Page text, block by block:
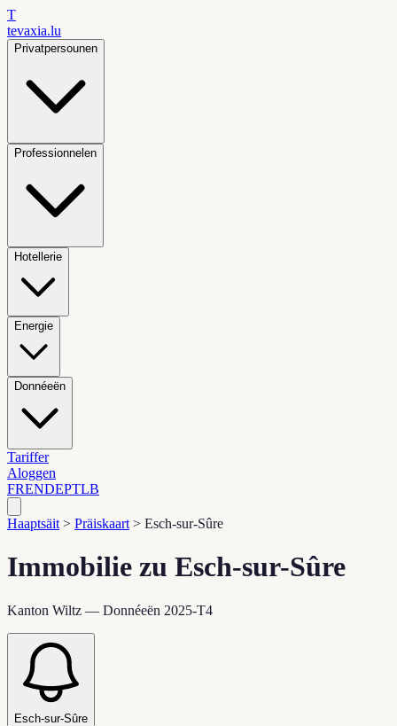
T
tevaxia.lu
Privatpersounen
Professionnelen
Hotellerie
Energie
Donnéeën
Tariffer
Aloggen
FRENDEPTLB
Haaptsäit > Präiskaart > Esch-sur-Sûre
Immobilie zu Esch-sur-Sûre
Kanton Wiltz — Donnéeën 2025-T4
Esch-sur-Sûre